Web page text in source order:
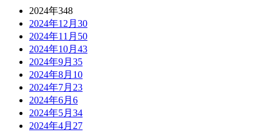
2024年348
2024年12月 30
2024年11月 50
2024年10月 43
2024年9月 35
2024年8月 10
2024年7月 23
2024年6月 6
2024年5月 34
2024年4月 27